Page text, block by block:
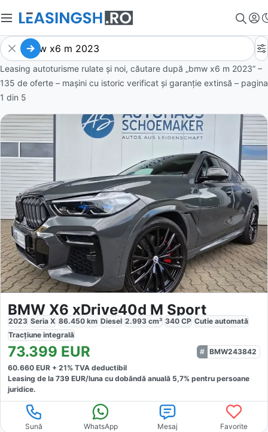
Leasing autoturisme rulate și noi, căutare după „bmw x6 m 2023” –
135 de oferte – mașini cu istoric verificat și garanție extinsă – pagina
1 din 5
BMW X6 xDrive40d M Sport
2023 Seria X 86.450 km Diesel 2.993 cm³ 340 CP Cutie automată
Tracțiune integrală
73.399 EUR
BMW243842
60.660 EUR + 21% TVA deductibil
Leasing de la 739 EUR/luna cu dobăndă anuală 5,7% pentru persoane
juridice.
Sună WhatsApp Mesaj Favorite